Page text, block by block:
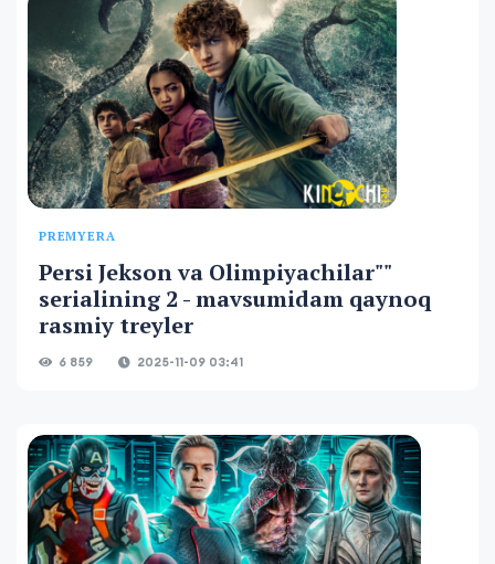
PREMYERA
Persi Jekson va Olimpiyachilar""
serialining 2 - mavsumidam qaynoq
rasmiy treyler
6 859 2025-11-09 03:41